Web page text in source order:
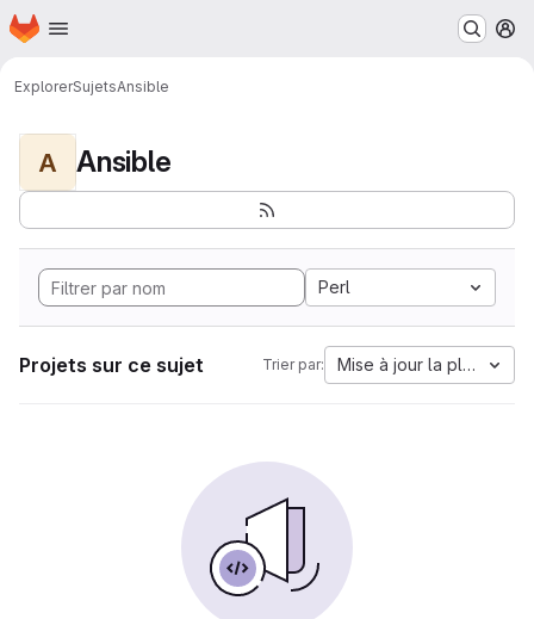
Passer au contenu principal
Page d'accueil
ExplorerSujetsAnsible
A Ansible
Perl
Projets sur ce sujet Trier par: Mise à jour la plus